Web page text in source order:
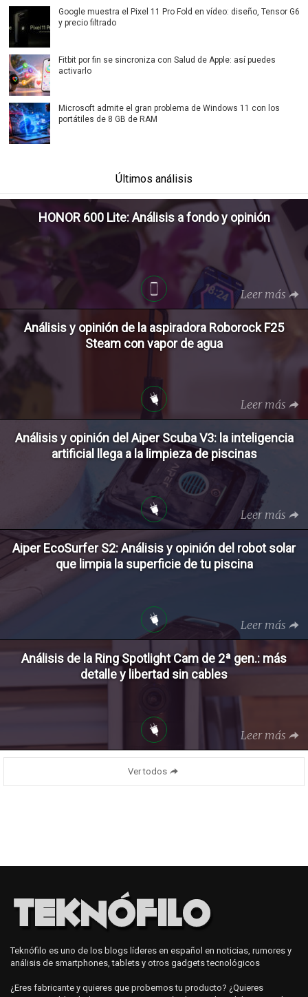
Google muestra el Pixel 11 Pro Fold en vídeo: diseño, Tensor G6
y precio filtrado
Fitbit por fin se sincroniza con Salud de Apple: así puedes
activarlo
Microsoft admite el gran problema de Windows 11 con los
portátiles de 8 GB de RAM
Últimos análisis
HONOR 600 Lite: Análisis a fondo y opinión
Leer más
Análisis y opinión de la aspiradora Roborock F25
Steam con vapor de agua
Leer más
Análisis y opinión del Aiper Scuba V3: la inteligencia
artificial llega a la limpieza de piscinas
Leer más
Aiper EcoSurfer S2: Análisis y opinión del robot solar
que limpia la superficie de tu piscina
Leer más
Análisis de la Ring Spotlight Cam de 2ª gen.: más
detalle y libertad sin cables
Leer más
Ver todos
Teknófilo es uno de los blogs líderes en español en noticias, rumores y
análisis de smartphones, tablets y otros gadgets tecnológicos
¿Eres fabricante y quieres que probemos tu producto? ¿Quieres